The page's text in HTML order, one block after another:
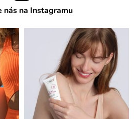
nás na Instagramu